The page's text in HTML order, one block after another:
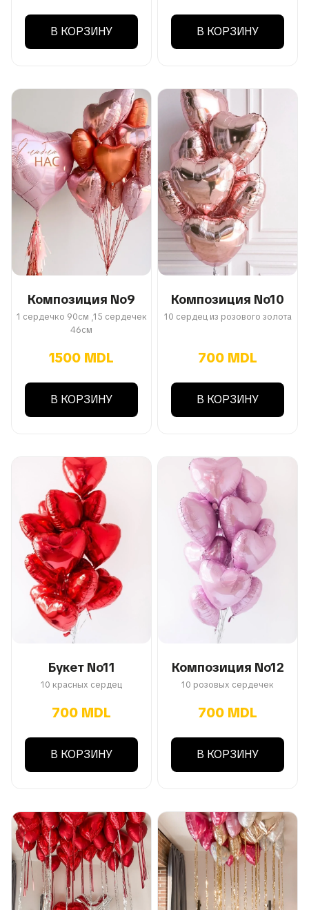
В КОРЗИНУ В КОРЗИНУ
Композиция No9
1 сердечко 90см ,15 сердечек
46см
1500 MDL
В КОРЗИНУ
Композиция No10
10 сердец из розового золота
700 MDL
В КОРЗИНУ
Букет No11
10 красных сердец
700 MDL
В КОРЗИНУ
Композиция No12
10 розовых сердечек
700 MDL
В КОРЗИНУ